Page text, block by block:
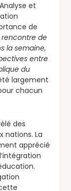
et
de
rencontre de
la semaine,
entre
du
largement
chacun
des
nations. La
apprécié